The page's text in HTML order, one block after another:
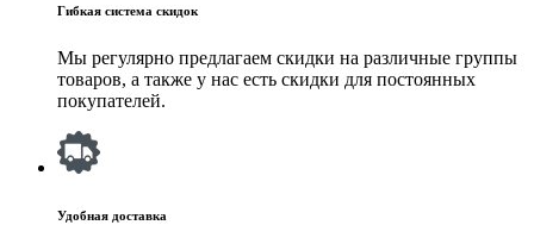
Гибкая система скидок
Мы регулярно предлагаем скидки на различные группы
товаров, а также у нас есть скидки для постоянных
покупателей.
Удобная доставка